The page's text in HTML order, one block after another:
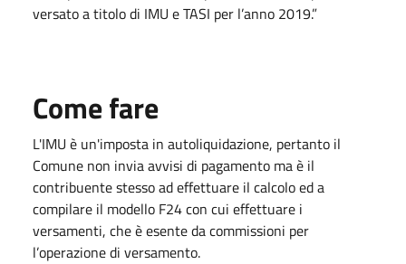
versato a titolo di IMU e TASI per l’anno 2019.”
Come fare
L'IMU è un'imposta in autoliquidazione, pertanto il
Comune non invia avvisi di pagamento ma è il
contribuente stesso ad effettuare il calcolo ed a
compilare il modello F24 con cui effettuare i
versamenti, che è esente da commissioni per
l’operazione di versamento.